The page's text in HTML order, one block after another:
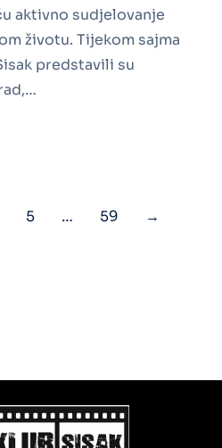
aktivno sudjelovanje
životu. Tijekom sajma
predstavili su
5 … 59 →